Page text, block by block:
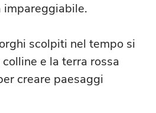
impareggiabile.
scolpiti nel tempo si
e la terra rossa
creare paesaggi